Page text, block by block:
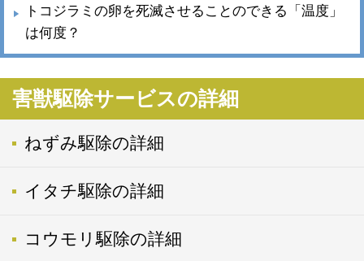
トコジラミの卵を死滅させることのできる「温度」
は何度？
害獣駆除サービスの詳細
ねずみ駆除の詳細
イタチ駆除の詳細
コウモリ駆除の詳細